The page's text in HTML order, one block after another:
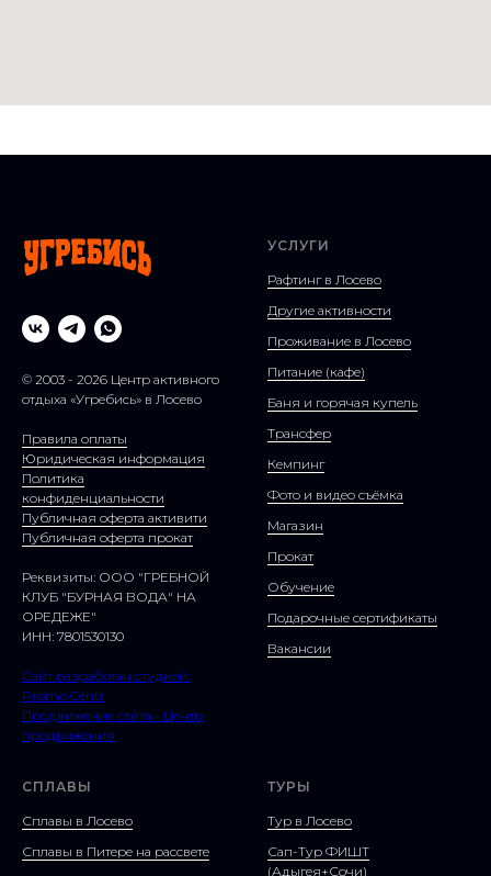
© 2003 - 2026 Центр активного
отдыха «Угребись» в Лосево
Правила оплаты
Юридическая информация
Политика
конфиденциальности
Публичная оферта активити
Публичная оферта прокат
Реквизиты: ООО "ГРЕБНОЙ
КЛУБ "БУРНАЯ ВОДА" НА
ОРЕДЕЖЕ"
ИНН: 7801530130
Сайт разработан студией:
Promo Centr
Продвижение сайта - Центр
продвижения
УСЛУГИ
Рафтинг в Лосево
Другие активности
Проживание в Лосево
Питание (кафе)
Баня и горячая купель
Трансфер
Кемпинг
Фото и видео съёмка
Магазин
Прокат
Обучение
Подарочные сертификаты
Вакансии
СПЛАВЫ
Сплавы в Лосево
Сплавы в Питере на рассвете
ТУРЫ
Тур в Лосево
Сап-Тур ФИШТ
(Адыгея+Сочи)